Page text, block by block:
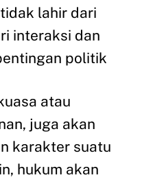
lahir dari
interaksi dan
politik
atau
juga akan
karakter suatu
hukum akan